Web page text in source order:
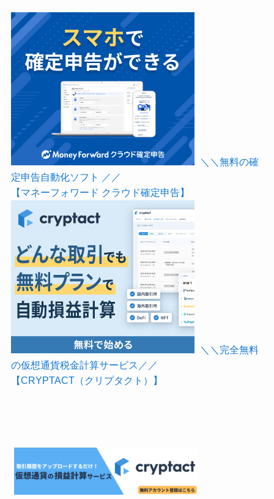
＼＼無料の確
定申告自動化ソフト ／／
【マネーフォワード クラウド確定申告】
＼＼完全無料
の仮想通貨税金計算サービス／／
【CRYPTACT（クリプタクト）】